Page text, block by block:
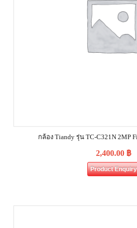
กล้อง Tiandy รุ่น TC-C321N 2MP
2,400.00 ฿
Product Enquiry